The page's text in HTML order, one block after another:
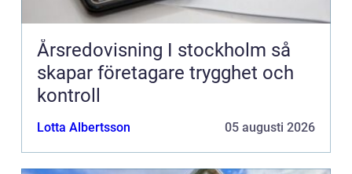
Årsredovisning I stockholm så
skapar företagare trygghet och
kontroll
Lotta Albertsson 05 augusti 2026